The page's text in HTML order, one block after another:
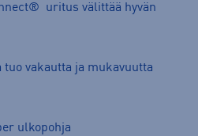
uritus välittää hyvän
tuo vakautta ja mukavuutta
ulkopohja